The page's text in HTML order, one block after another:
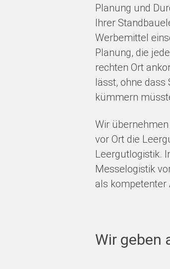
Planung und
Ihrer
Werbemittel
Planung, die
rechten Ort
lässt, ohne
kümmern
Wir
vor Ort die
Leergutlogistik.
Messelogistik
als kompetenter
Wir geben